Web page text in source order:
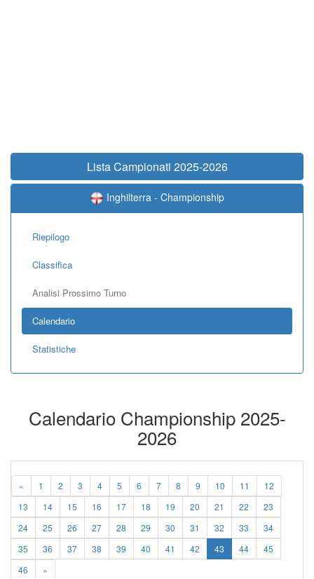
Lista Campionati 2025-2026
Inghilterra - Championship
Riepilogo
Classifica
Analisi Prossimo Turno
Calendario
Statistiche
Calendario Championship 2025-
2026
« 1 2 3 4 5 6 7 8 9 10 11
12
13
14 15 16 17 18 19 20 21 22
23
24
25 26 27 28 29 30 31 32 33
34
35
36 37 38 39 40 41 42 43 44
45
46
»